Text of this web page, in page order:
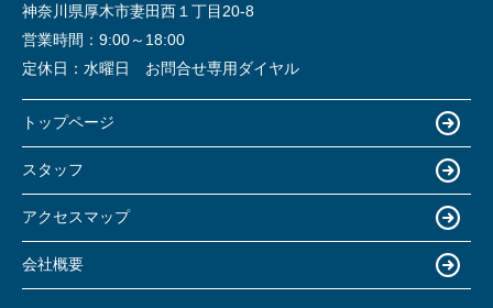
神奈川県厚木市妻田西１丁目20-8
営業時間： 9:00～18:00
定休日： 水曜日 お問合せ専用ダイヤル
トップページ
スタッフ
アクセスマップ
会社概要